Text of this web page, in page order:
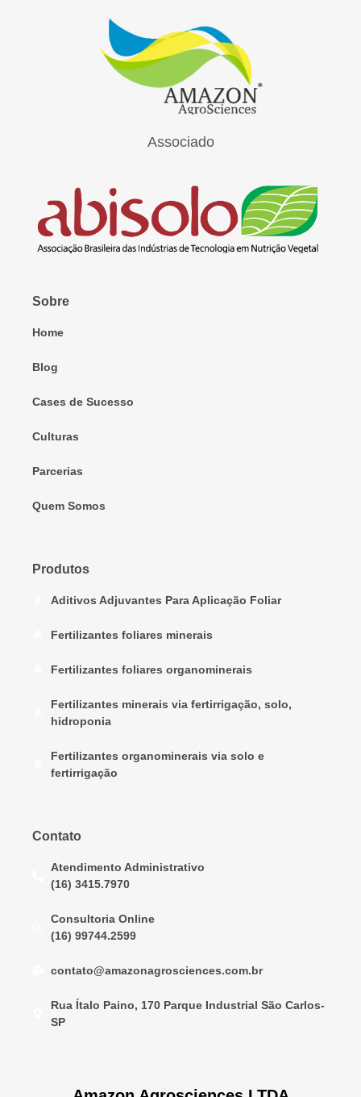
Associado
Sobre
Home
Blog
Cases de Sucesso
Culturas
Parcerias
Quem Somos
Produtos
Aditivos Adjuvantes Para Aplicação Foliar
Fertilizantes foliares minerais
Fertilizantes foliares organominerais
Fertilizantes minerais via fertirrigação, solo,
hidroponia
Fertilizantes organominerais via solo e
fertirrigação
Contato
Atendimento Administrativo
(16) 3415.7970
Consultoria Online
(16) 99744.2599
contato@amazonagrosciences.com.br
Rua Ítalo Paino, 170 Parque Industrial São Carlos-
SP